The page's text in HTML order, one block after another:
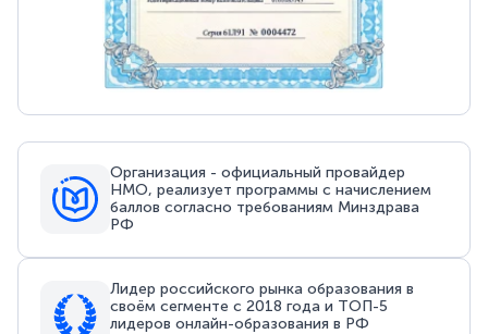
Организация - официальный провайдер
НМО, реализует программы с начислением
баллов согласно требованиям Минздрава
РФ
Лидер российского рынка образования в
своём сегменте с 2018 года и ТОП-5
лидеров онлайн-образования в РФ